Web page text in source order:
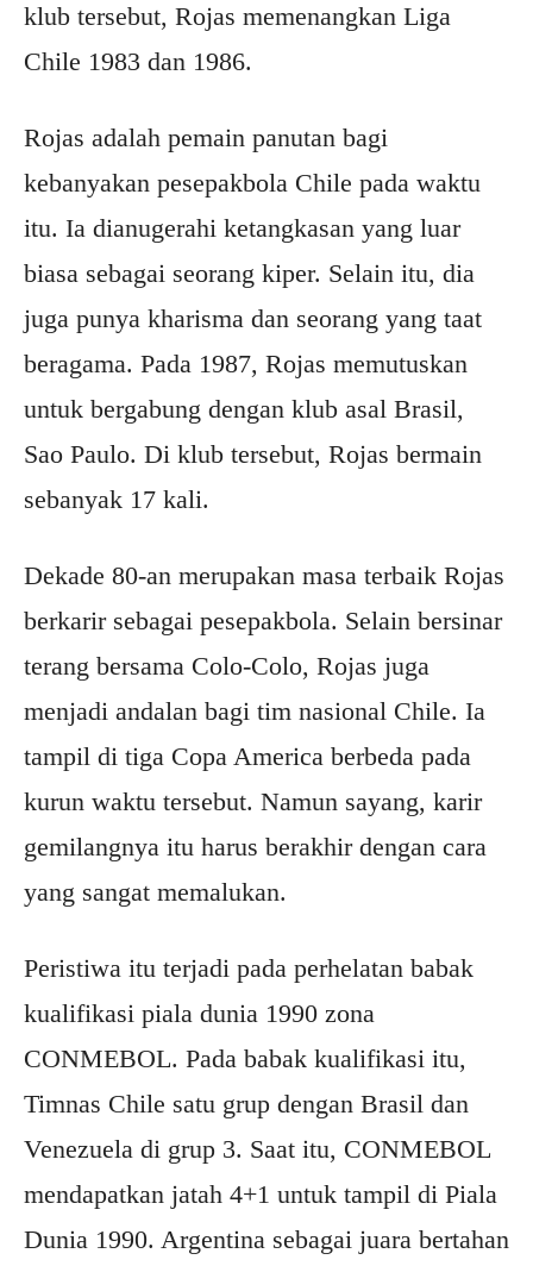
klub tersebut, Rojas memenangkan Liga
Chile 1983 dan 1986.
Rojas adalah pemain panutan bagi
kebanyakan pesepakbola Chile pada waktu
itu. Ia dianugerahi ketangkasan yang luar
biasa sebagai seorang kiper. Selain itu, dia
juga punya kharisma dan seorang yang taat
beragama. Pada 1987, Rojas memutuskan
untuk bergabung dengan klub asal Brasil,
Sao Paulo. Di klub tersebut, Rojas bermain
sebanyak 17 kali.
Dekade 80-an merupakan masa terbaik Rojas
berkarir sebagai pesepakbola. Selain bersinar
terang bersama Colo-Colo, Rojas juga
menjadi andalan bagi tim nasional Chile. Ia
tampil di tiga Copa America berbeda pada
kurun waktu tersebut. Namun sayang, karir
gemilangnya itu harus berakhir dengan cara
yang sangat memalukan.
Peristiwa itu terjadi pada perhelatan babak
kualifikasi piala dunia 1990 zona
CONMEBOL. Pada babak kualifikasi itu,
Timnas Chile satu grup dengan Brasil dan
Venezuela di grup 3. Saat itu, CONMEBOL
mendapatkan jatah 4+1 untuk tampil di Piala
Dunia 1990. Argentina sebagai juara bertahan